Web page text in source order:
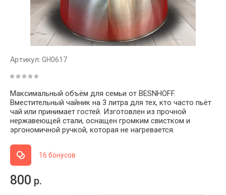
Артикул: GH0617
Максимальный объём для семьи от BESNHOFF.
Вместительный чайник на 3 литра для тех, кто часто пьёт
чай или принимает гостей. Изготовлен из прочной
нержавеющей стали, оснащен громким свистком и
эргономичной ручкой, которая не нагревается.
16 бонусов
800 р.